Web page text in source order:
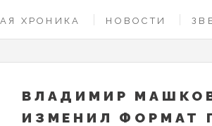
ХРОНИКА НОВОСТИ
ВЛАДИМИР
ИЗМЕНИЛ ФОРМАТ